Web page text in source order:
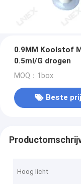
0.9MM Koolstof
0.5ml/G drogen
MOQ：1box
Beste
Hoog licht